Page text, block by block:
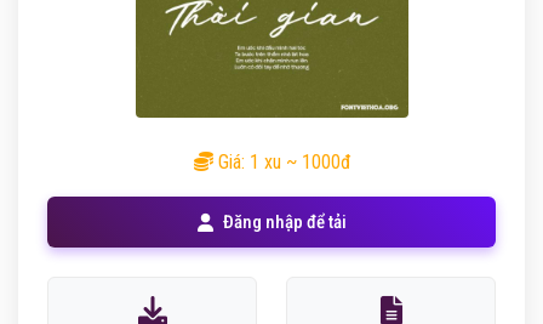
Giá: 1 xu ~ 1000đ
Đăng nhập để tải